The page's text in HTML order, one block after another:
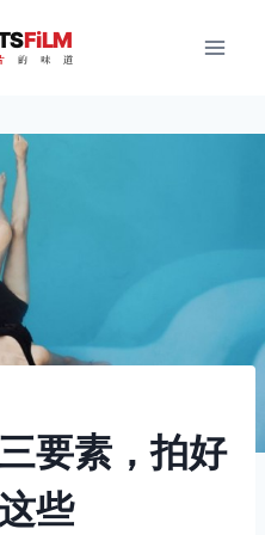
FiLM
的 味 道
要素，拍好
些